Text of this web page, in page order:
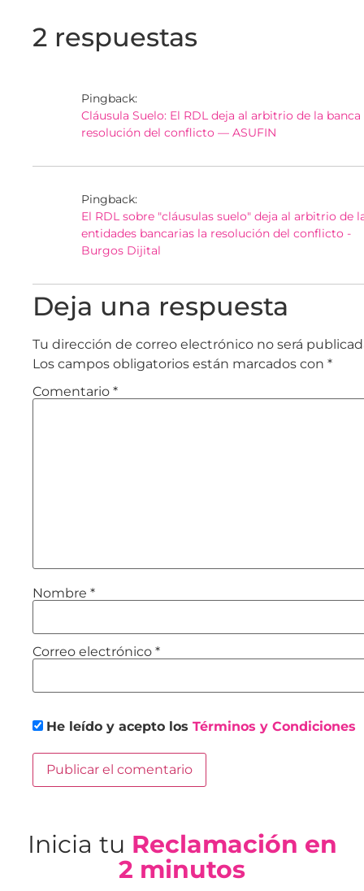
2 respuestas
Pingback:
Cláusula Suelo: El RDL deja al arbitrio de la banca
resolución del conflicto — ASUFIN
Pingback:
El RDL sobre "cláusulas suelo" deja al arbitrio de
entidades bancarias la resolución del conflicto -
Burgos Dijital
Deja una respuesta
Tu dirección de correo electrónico no será
Los campos obligatorios están marcados con *
Comentario *
Nombre *
Correo electrónico *
He leído y acepto los Términos y Condiciones
Inicia tu Reclamación en
2 minutos